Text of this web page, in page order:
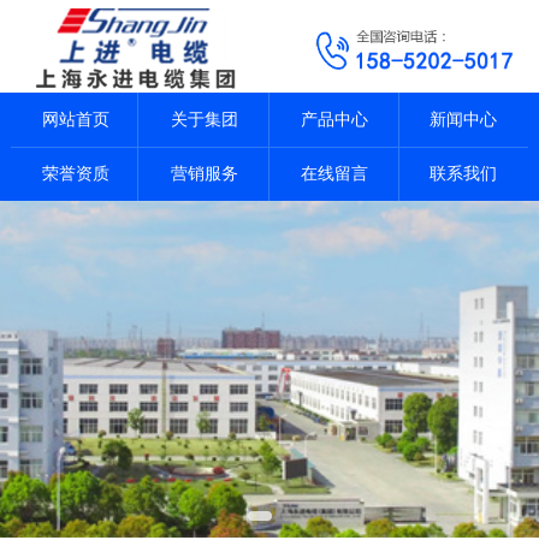
网站首页 关于集团 产品中心 新闻中心
荣誉资质 营销服务 在线留言 联系我们